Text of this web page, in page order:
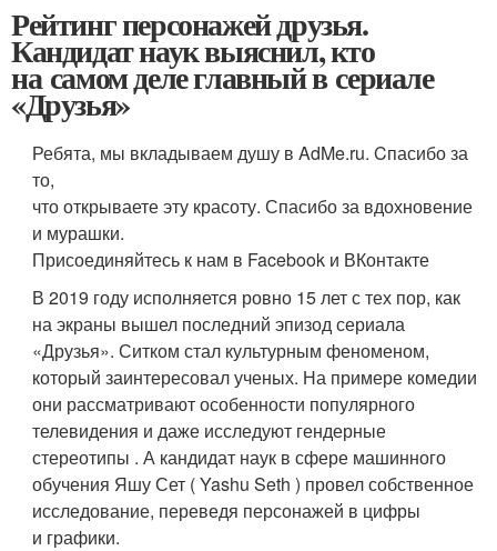
Рейтинг персонажей друзья.
Кандидат наук выяснил, кто
на самом деле главный в сериале
«Друзья»
Ребята, мы вкладываем душу в AdMe.ru. Cпасибо за
то,
что открываете эту красоту. Спасибо за вдохновение
и мурашки.
Присоединяйтесь к нам в Facebook и ВКонтакте
В 2019 году исполняется ровно 15 лет с тех пор, как
на экраны вышел последний эпизод сериала
«Друзья». Ситком стал культурным феноменом,
который заинтересовал ученых. На примере комедии
они рассматривают особенности популярного
телевидения и даже исследуют гендерные
стереотипы . А кандидат наук в сфере машинного
обучения Яшу Сет ( Yashu Seth ) провел собственное
исследование, переведя персонажей в цифры
и графики.